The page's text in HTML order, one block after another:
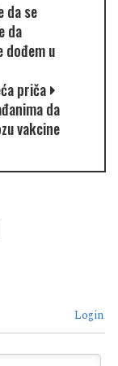
da se
da
dođem u
priča
da
vakcine
Login